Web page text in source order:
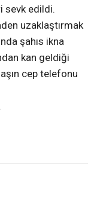
sevk edildi.
uzaklaştırmak
şahıs ikna
kan geldiği
cep telefonu